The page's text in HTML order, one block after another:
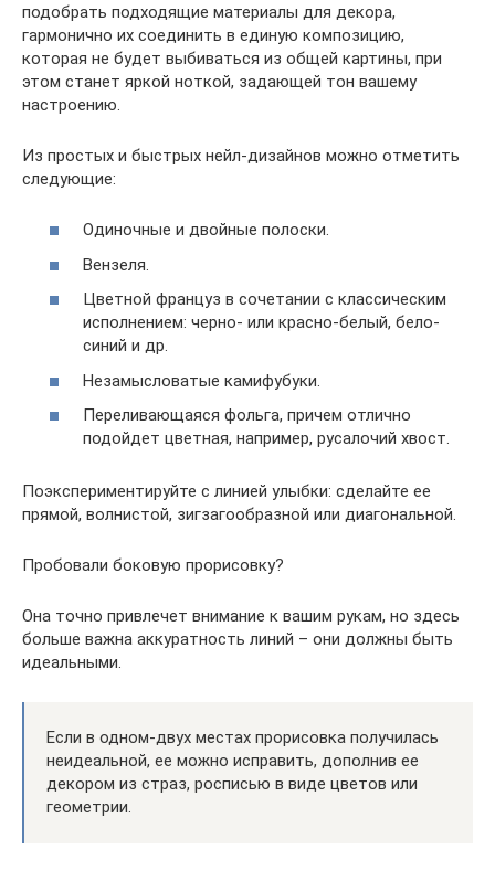
подобрать подходящие материалы для декора,
гармонично их соединить в единую композицию,
которая не будет выбиваться из общей картины, при
этом станет яркой ноткой, задающей тон вашему
настроению.
Из простых и быстрых нейл-дизайнов можно отметить
следующие:
Одиночные и двойные полоски.
Вензеля.
Цветной француз в сочетании с классическим
исполнением: черно- или красно-белый, бело-
синий и др.
Незамысловатые камифубуки.
Переливающаяся фольга, причем отлично
подойдет цветная, например, русалочий хвост.
Поэкспериментируйте с линией улыбки: сделайте ее
прямой, волнистой, зигзагообразной или диагональной.
Пробовали боковую прорисовку?
Она точно привлечет внимание к вашим рукам, но здесь
больше важна аккуратность линий – они должны быть
идеальными.
Если в одном-двух местах прорисовка получилась
неидеальной, ее можно исправить, дополнив ее
декором из страз, росписью в виде цветов или
геометрии.